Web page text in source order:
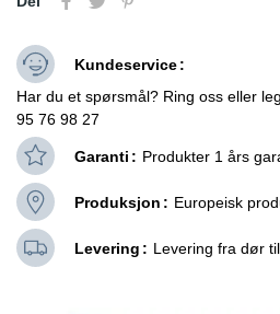
Kundeservice
Har du et spørsmål? Ring oss eller
95 76 98 27
Garanti Produkter 1 års
Produksjon Europeisk
Levering Levering fra dør